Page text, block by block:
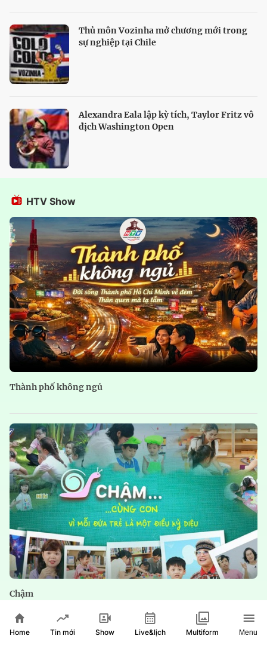
Thủ môn Vozinha mở chương mới trong
sự nghiệp tại Chile
Alexandra Eala lập kỳ tích, Taylor Fritz vô
địch Washington Open
HTV Show
Thành phố không ngủ
Chậm
Home Tin mới Show Live&lịch Multiform Menu